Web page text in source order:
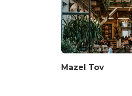
Mazel Tov